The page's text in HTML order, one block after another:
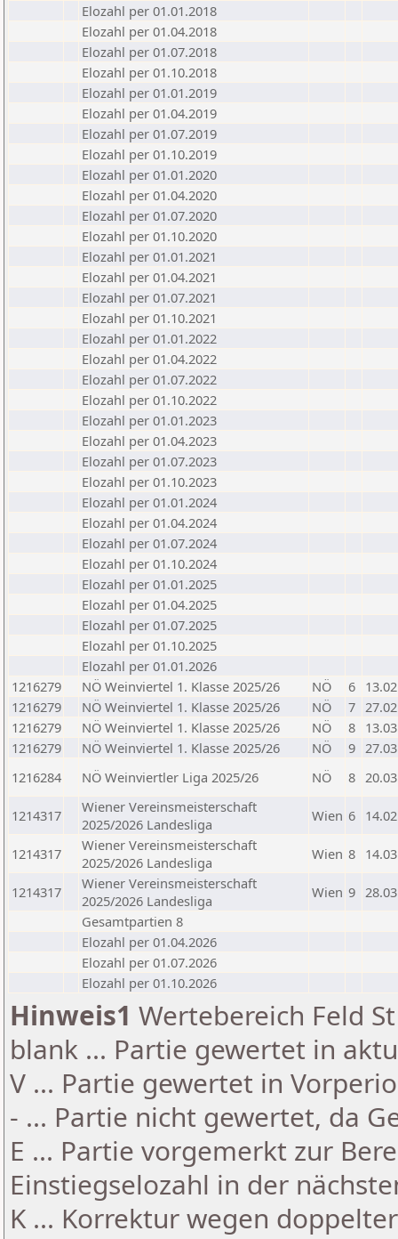
Elozahl per 01.01.2018
Elozahl per 01.04.2018
Elozahl per 01.07.2018
Elozahl per 01.10.2018
Elozahl per 01.01.2019
Elozahl per 01.04.2019
Elozahl per 01.07.2019
Elozahl per 01.10.2019
Elozahl per 01.01.2020
Elozahl per 01.04.2020
Elozahl per 01.07.2020
Elozahl per 01.10.2020
Elozahl per 01.01.2021
Elozahl per 01.04.2021
Elozahl per 01.07.2021
Elozahl per 01.10.2021
Elozahl per 01.01.2022
Elozahl per 01.04.2022
Elozahl per 01.07.2022
Elozahl per 01.10.2022
Elozahl per 01.01.2023
Elozahl per 01.04.2023
Elozahl per 01.07.2023
Elozahl per 01.10.2023
Elozahl per 01.01.2024
Elozahl per 01.04.2024
Elozahl per 01.07.2024
Elozahl per 01.10.2024
Elozahl per 01.01.2025
Elozahl per 01.04.2025
Elozahl per 01.07.2025
Elozahl per 01.10.2025
Elozahl per 01.01.2026
1216279
NÖ Weinviertel 1. Klasse 2025/26 NÖ 6
1216279
NÖ Weinviertel 1. Klasse 2025/26 NÖ 7
1216279
NÖ Weinviertel 1. Klasse 2025/26 NÖ 8
1216279
NÖ Weinviertel 1. Klasse 2025/26 NÖ 9
1216284
NÖ Weinviertler Liga 2025/26 NÖ 8
1214317
Wiener Vereinsmeisterschaft
2025/2026 Landesliga
Wien 6
1214317
Wiener Vereinsmeisterschaft
2025/2026 Landesliga
Wien 8
1214317
Wiener Vereinsmeisterschaft
2025/2026 Landesliga
Wien 9
Gesamtpartien 8
Elozahl per 01.04.2026
Elozahl per 01.07.2026
Elozahl per 01.10.2026
Hinweis1 Wertebereich Feld
blank ... Partie gewertet in
V ... Partie gewertet in
- ... Partie nicht gewertet, da
E ... Partie vorgemerkt zur
Einstiegselozahl in der
K ... Korrektur wegen